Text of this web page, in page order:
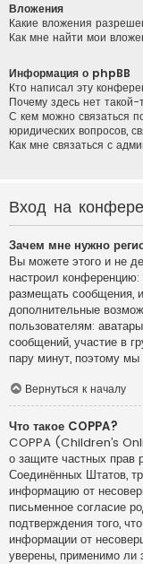
Вложения
Какие вложения
Как мне найти мои
Информация о phpBB
Кто написал эту
Почему здесь нет
С кем можно связаться
юридических вопросов,
Как мне связаться с
Вход на
Зачем мне нужно
Вы можете этого и не
настроил
размещать сообщения,
дополнительные
пользователям:
сообщений, участие в
пару минут, поэтому
Вернуться к началу
Что такое COPPA?
COPPA (Children’s
о защите частных прав
Соединённых Штатов,
информацию от
письменное согласие
подтверждения того,
информации от
уверены, применимо ли